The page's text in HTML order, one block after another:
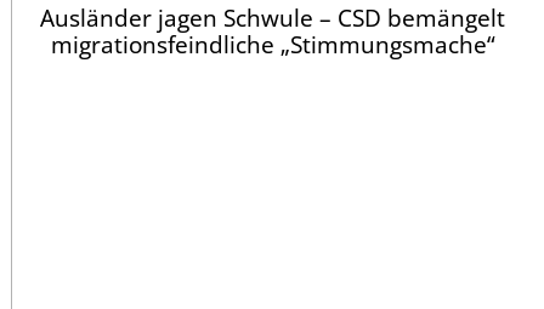
Ausländer jagen Schwule – CSD bemängelt
migrationsfeindliche „Stimmungsmache“